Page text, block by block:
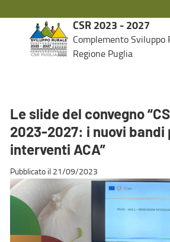
CSR 2023 - 2027
Complemento Sviluppo
Regione Puglia
Le slide del convegno
2023-2027: i nuovi bandi
interventi ACA”
Pubblicato il 21/09/2023